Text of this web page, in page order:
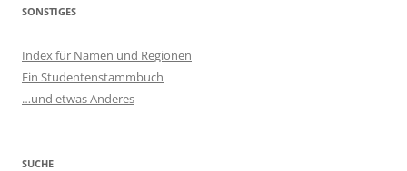
SONSTIGES
Index für Namen und Regionen
Ein Studentenstammbuch
…und etwas Anderes
SUCHE